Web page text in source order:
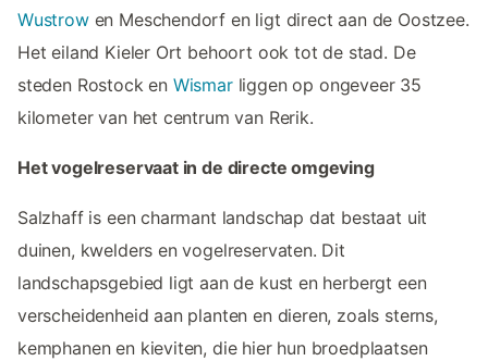
Wustrowen Meschendorf en ligt direct aan de Oostzee.
Het eiland Kieler Ort behoort ook tot de stad. De
steden Rostock en Wismarliggen op ongeveer 35
kilometer van het centrum van Rerik.
Het vogelreservaat in de directe omgeving
Salzhaff is een charmant landschap dat bestaat uit
duinen, kwelders en vogelreservaten. Dit
landschapsgebied ligt aan de kust en herbergt een
verscheidenheid aan planten en dieren, zoals sterns,
kemphanen en kieviten, die hier hun broedplaatsen